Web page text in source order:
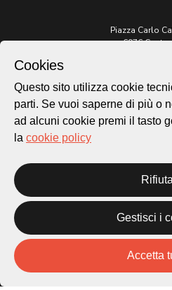
Piazza Carlo
6976
Per
t. +41 58
Credits
Temi
Cookies
Questo sito utilizza cookie
parti. Se vuoi saperne di più o
ad alcuni cookie premi il tasto
la cookie policy
Rifiuta
Gestisci i
Accetta